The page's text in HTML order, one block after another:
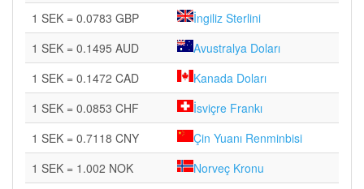
1 SEK = 0.0783 GBP
İngiliz Sterlini
1 SEK = 0.1495 AUD
Avustralya Doları
1 SEK = 0.1472 CAD
Kanada Doları
1 SEK = 0.0853 CHF
İsviçre Frankı
1 SEK = 0.7118 CNY
Çin Yuanı Renminbisi
1 SEK = 1.002 NOK
Norveç Kronu